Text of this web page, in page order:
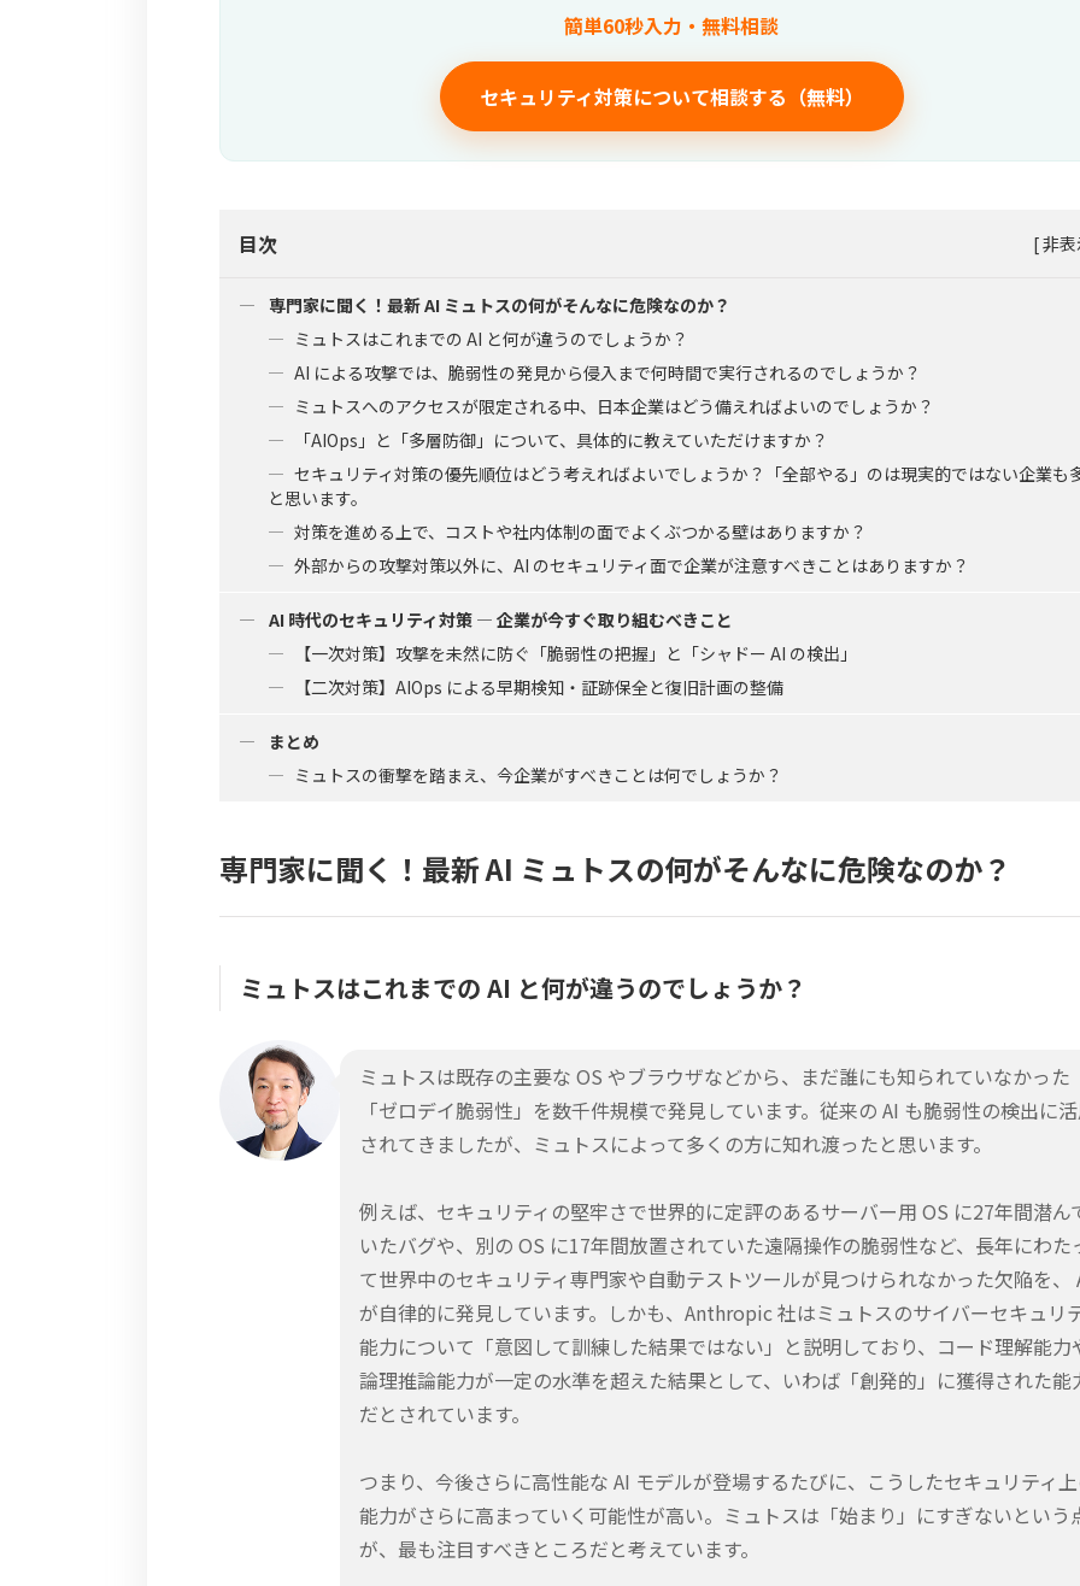
簡単60秒入力・無料相談
セキュリティ対策について相談する（無料）
目次 [非
専門家に聞く！最新 AI ミュトスの何がそんなに危険なのか？
ミュトスはこれまでの AI と何が違うのでしょうか？
AI による攻撃では、脆弱性の発見から侵入まで何時間で実行されるのでしょうか？
ミュトスへのアクセスが限定される中、日本企業はどう備えればよいのでしょうか？
「AIOps」と「多層防御」について、具体的に教えていただけますか？
セキュリティ対策の優先順位はどう考えればよいでしょうか？「全部やる」のは現実的ではない企業も
と思います。
対策を進める上で、コストや社内体制の面でよくぶつかる壁はありますか？
外部からの攻撃対策以外に、AI のセキュリティ面で企業が注意すべきことはありますか？
AI 時代のセキュリティ対策 — 企業が今すぐ取り組むべきこと
【一次対策】攻撃を未然に防ぐ「脆弱性の把握」と「シャドー AI の検出」
【二次対策】AIOps による早期検知・証跡保全と復旧計画の整備
まとめ
ミュトスの衝撃を踏まえ、今企業がすべきことは何でしょうか？
専門家に聞く！最新 AI ミュトスの何がそんなに危険なのか？
ミュトスはこれまでの AI と何が違うのでしょうか？
ミュトスは既存の主要な OS やブラウザなどから、まだ誰にも知られていなかった
「ゼロデイ脆弱性」を数千件規模で発見しています。従来の AI も脆弱性の検出に
されてきましたが、ミュトスによって多くの方に知れ渡ったと思います。
例えば、セキュリティの堅牢さで世界的に定評のあるサーバー用 OS に27年間潜ん
いたバグや、別の OS に17年間放置されていた遠隔操作の脆弱性など、長年にわた
て世界中のセキュリティ専門家や自動テストツールが見つけられなかった欠陥を、
が自律的に発見しています。しかも、Anthropic 社はミュトスのサイバーセキュリ
能力について「意図して訓練した結果ではない」と説明しており、コード理解能力
論理推論能力が一定の水準を超えた結果として、いわば「創発的」に獲得された能
だとされています。
つまり、今後さらに高性能な AI モデルが登場するたびに、こうしたセキュリティ
能力がさらに高まっていく可能性が高い。ミュトスは「始まり」にすぎないという
が、最も注目すべきところだと考えています。